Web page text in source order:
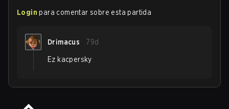
Login para comentar sobre esta partida
Drimacus 79d
Ez kacpersky